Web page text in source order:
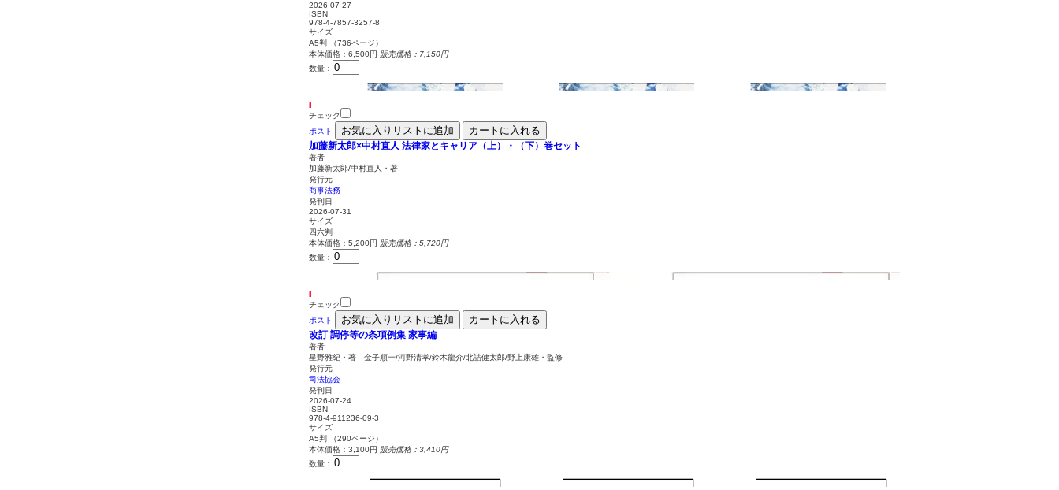
2026-07-27
ISBN
978-4-7857-3257-8
サイズ
A5判 （736ページ）
本体価格：6,500円 販売価格：7,150円
数量：
チェック
ポスト
お気に入りリストに追加 カートに入れる
加藤新太郎×中村直人 法律家とキャリア（上）・（下）巻セット
著者
加藤新太郎/中村直人・著
発行元
商事法務
発刊日
2026-07-31
サイズ
四六判
本体価格：5,200円 販売価格：5,720円
数量：
チェック
ポスト
お気に入りリストに追加 カートに入れる
改訂 調停等の条項例集 家事編
著者
星野雅紀・著 金子順一/河野清孝/鈴木龍介/北詰健太郎/野上康雄・監修
発行元
司法協会
発刊日
2026-07-24
ISBN
978-4-911236-09-3
サイズ
A5判 （290ページ）
本体価格：3,100円 販売価格：3,410円
数量：